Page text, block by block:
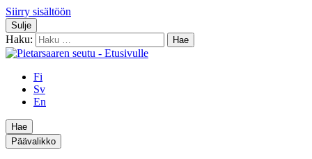
Siirry sisältöön
Sulje
Haku:
Fi
Sv
En
Hae
Päävalikko